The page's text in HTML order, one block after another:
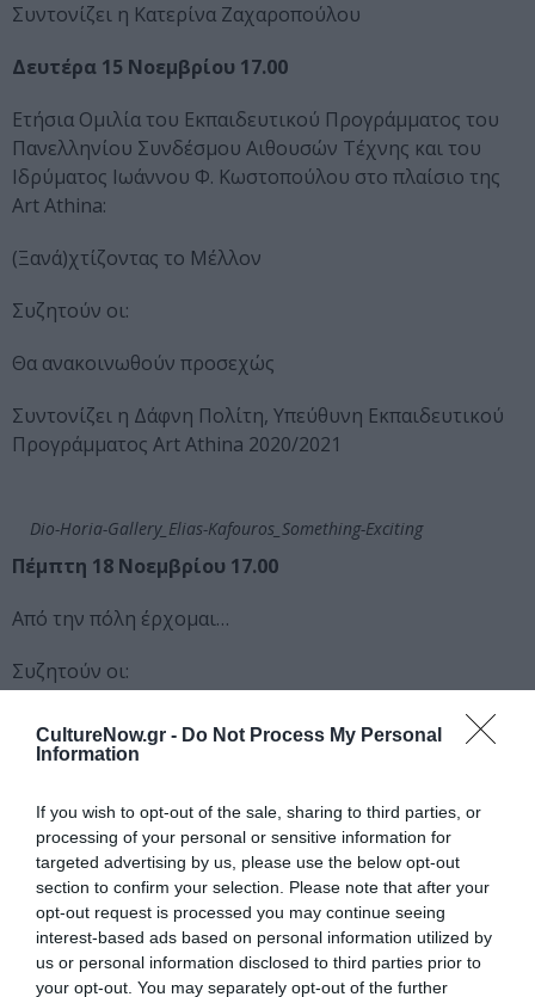
CultureNow.gr - Do Not Process My Personal
Information
If you wish to opt-out of the sale, sharing to third parties, or
processing of your personal or sensitive information for
targeted advertising by us, please use the below opt-out
section to confirm your selection. Please note that after your
opt-out request is processed you may continue seeing
interest-based ads based on personal information utilized by
us or personal information disclosed to third parties prior to
your opt-out. You may separately opt-out of the further
Συντονίζει η Κατερίνα Ζαχαροπούλου
Δευτέρα 15 Νοεμβρίου 17.00
Ετήσια Ομιλία του Εκπαιδευτικού Προγράμματος του
Πανελληνίου Συνδέσμου Αιθουσών Τέχνης και του
Ιδρύματος Ιωάννου Φ. Κωστοπούλου στο πλαίσιο της
Art Athina:
(Ξανά)χτίζοντας το Μέλλον
Συζητούν οι:
Θα ανακοινωθούν προσεχώς
Συντονίζει η Δάφνη Πολίτη, Υπεύθυνη Εκπαιδευτικού
Προγράμματος Art Athina 2020/2021
Dio-Horia-Gallery_Elias-Kafouros_Something-Exciting
Πέμπτη 18 Νοεμβρίου 17.00
Από την πόλη έρχομαι…
Συζητούν οι:
εκθέσεων και δράσεων ΟΠΑΝΔΑ
Συντονίζει η Κατερίνα Ζαχαροπούλου
Παρασκευή 19 Νοεμβρίου 17.00
Η καταγωγή των άλλων
Συζητούν οι: